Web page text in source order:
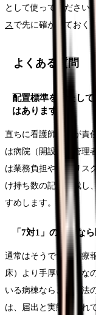
として使ってください
ス で先に確かめておく
よくある質問
配置標準を満たし
はありますか？
直ちに看護師個人が責
は病院（開設者・管理
は業務負担や安全リス
け持ち数の記録を残し
すめします。
「7対1」の病院な
通常はそうです。診療
床）より手厚い水準な
いる病棟なら、医療法
は、届出と実態がずれ